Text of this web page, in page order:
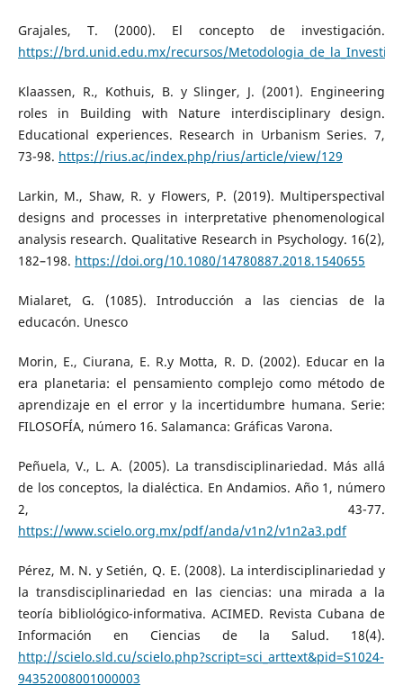
Grajales, T. (2000). El concepto de investigación.
https://brd.unid.edu.mx/recursos/
Klaassen, R., Kothuis, B. y Slinger, J. (2001). Engineering
roles in Building with Nature interdisciplinary design.
Educational experiences. Research in Urbanism Series. 7,
73-98. https://rius.ac/index.php/rius/article/view/129
Larkin, M., Shaw, R. y Flowers, P. (2019). Multiperspectival
designs and processes in interpretative phenomenological
analysis research. Qualitative Research in Psychology. 16(2),
182–198. https://doi.org/10.1080/14780887.2018.1540655
Mialaret, G. (1085). Introducción a las ciencias de la
educacón. Unesco
Morin, E., Ciurana, E. R.y Motta, R. D. (2002). Educar en la
era planetaria: el pensamiento complejo como método de
aprendizaje en el error y la incertidumbre humana. Serie:
FILOSOFÍA, número 16. Salamanca: Gráficas Varona.
Peñuela, V., L. A. (2005). La transdisciplinariedad. Más allá
de los conceptos, la dialéctica. En Andamios. Año 1, número
2, 43-77.
https://www.scielo.org.mx/pdf/anda/v1n2/v1n2a3.pdf
Pérez, M. N. y Setién, Q. E. (2008). La interdisciplinariedad y
la transdisciplinariedad en las ciencias: una mirada a la
teoría bibliológico-informativa. ACIMED. Revista Cubana de
Información en Ciencias de la Salud. 18(4).
http://scielo.sld.cu/scielo.php?script=sci_arttext&pid=S1024-
94352008001000003